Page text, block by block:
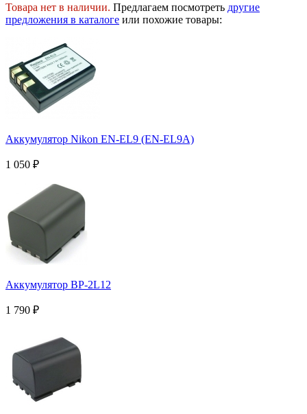
Товара нет в наличии. Предлагаем посмотреть другие
предложения в каталоге или похожие товары:
Аккумулятор Nikon EN-EL9 (EN-EL9A)
1 050 ₽
Аккумулятор BP-2L12
1 790 ₽